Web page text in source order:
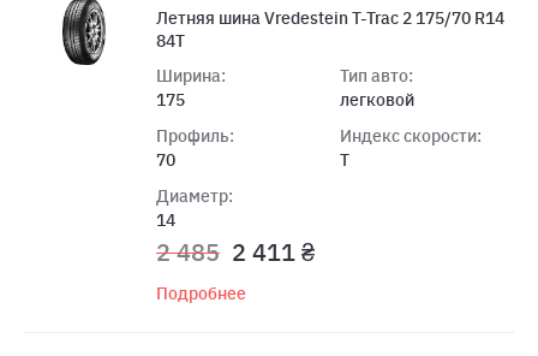
Летняя шина Vredestein T-Trac 2 175/70 R14
84T
Ширина:
175
Профиль:
70
Диаметр:
14
Тип авто:
легковой
Индекс скорости:
T
2 485 2 411 ₴
Подробнее